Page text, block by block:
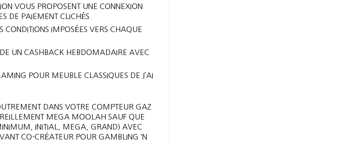
VOUS PROPOSENT UNE CONNEXION
DE PAIEMENT CLICHÉS.
IMPOSÉES VERS CHAQUE
UN CASHBACK HEBDOMADAIRE AVEC
POUR MEUBLE CLASSIQUES DE J’AI
DANS VOTRE COMPTEUR GAZ
MEGA MOOLAH SAUF QUE
INITIAL, MEGA, GRAND) AVEC
CO-CRÉATEUR POUR GAMBLING ‘N